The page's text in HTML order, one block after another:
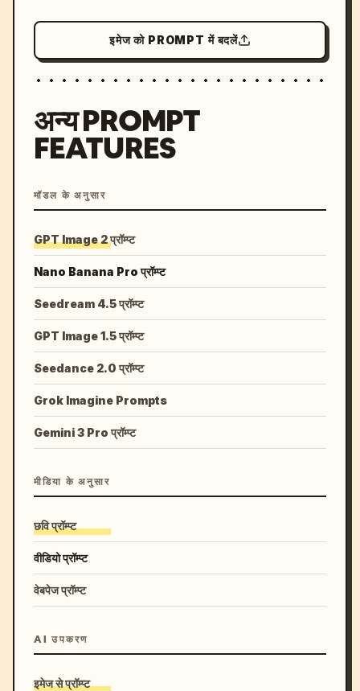
इमेज को PROMPT में बदलें
अन्य PROMPT
FEATURES
मॉडल के अनुसार
GPT Image 2 प्रॉम्प्ट
Nano Banana Pro प्रॉम्प्ट
Seedream 4.5 प्रॉम्प्ट
GPT Image 1.5 प्रॉम्प्ट
Seedance 2.0 प्रॉम्प्ट
Grok Imagine Prompts
Gemini 3 Pro प्रॉम्प्ट
मीडिया के अनुसार
छवि प्रॉम्प्ट
वीडियो प्रॉम्प्ट
वेबपेज प्रॉम्प्ट
AI उपकरण
इमेज से प्रॉम्प्ट